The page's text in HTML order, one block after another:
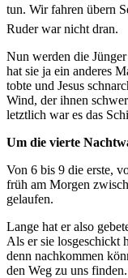
tun. Wir fahren übern
Ruder war nicht dran.
Nun werden die
hat sie ja ein anderes
tobte und Jesus
Wind, der ihnen
letztlich war es das
Um die vierte
Von 6 bis 9 die erste,
früh am Morgen
gelaufen.
Lange hat er also
Als er sie losgeschickt
denn nachkommen
den Weg zu uns